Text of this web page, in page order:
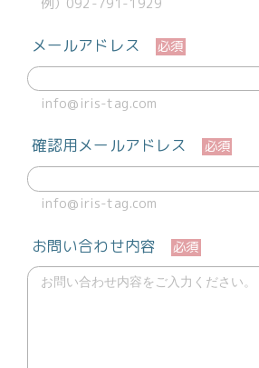
メールアドレス 必須
info@iris-tag.com
確認用メールアドレス 必須
info@iris-tag.com
お問い合わせ内容 必須